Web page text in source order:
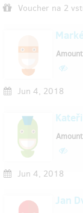
Voucher na 2
Jun 4, 2018
Jun 4, 2018
Jan